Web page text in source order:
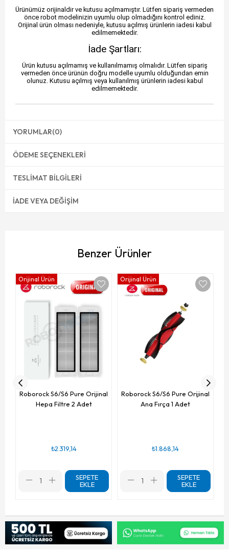
Ürünümüz orijinaldir ve kutusu açılmamıştır. Lütfen sipariş vermeden
önce robot modelinizin uyumlu olup olmadığını kontrol ediniz.
Orijinal ürün olması nedeniyle, kutusu açılmış ürünlerin iadesi kabul
edilmemektedir.
İade Şartları:
Ürün kutusu açılmamış ve kullanılmamış olmalıdır. Lütfen sipariş
vermeden önce ürünün doğru modelle uyumlu olduğundan emin
olunuz. Kutusu açılmış veya kullanılmış ürünlerin iadesi kabul
edilmemektedir.
YORUMLAR(0)
ÖDEME SEÇENEKLERI
TESLIMAT BILGILERI
İADE VEYA DEĞIŞIM
Benzer Ürünler
Roborock S6/S6 Pure Orijinal
Hepa Filtre 2 Adet
₺2.319,14
SEPETE
EKLE
Orijinal Ürün
Roborock S6/S6 Pure Orijinal
Ana Fırça 1 Adet
₺1.868,14
SEPETE
EKLE
Orijinal Ürün